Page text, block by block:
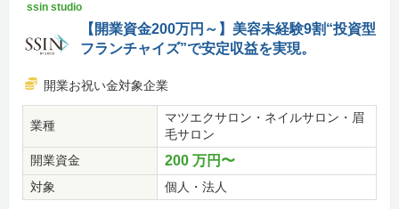
ssin studio
【開業資金200万円～】美容未経験9割“投資型
フランチャイズ”で安定収益を実現。
開業お祝い金対象企業
業種
マツエクサロン・ネイルサロン・眉
毛サロン
開業資金
200 万円〜
対象 個人・法人